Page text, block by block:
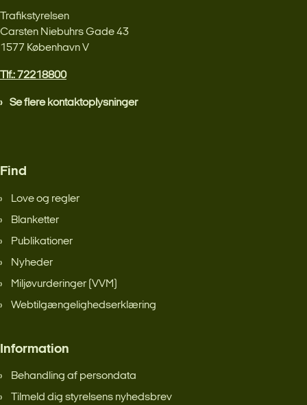
Trafikstyrelsen
Carsten Niebuhrs Gade 43
1577 København V
Tlf.: 72218800
Se flere kontaktoplysninger
Find
Love og regler
Blanketter
Publikationer
Nyheder
Miljøvurderinger (VVM)
Webtilgængelighedserklæring
Information
Behandling af persondata
Tilmeld dig styrelsens nyhedsbrev